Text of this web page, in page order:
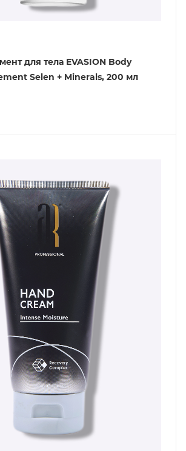
для тела EVASION Body
Selen + Minerals, 200 мл